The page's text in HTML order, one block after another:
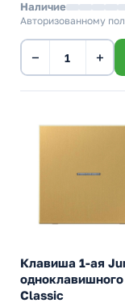
Наличие
Авторизованному
− +
Клавиша 1-ая
Classic